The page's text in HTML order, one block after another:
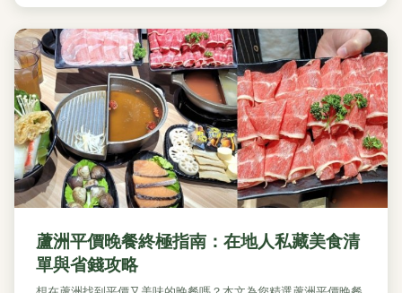
蘆洲平價晚餐終極指南：在地人私藏美食清
單與省錢攻略